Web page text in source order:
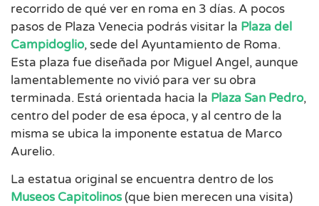
recorrido de qué ver en roma en 3 días. A pocos
pasos de Plaza Venecia podrás visitar la Plaza del
Campidoglio, sede del Ayuntamiento de Roma.
Esta plaza fue diseñada por Miguel Angel, aunque
lamentablemente no vivió para ver su obra
terminada. Está orientada hacia la Plaza San Pedro,
centro del poder de esa época, y al centro de la
misma se ubica la imponente estatua de Marco
Aurelio.
La estatua original se encuentra dentro de los
Museos Capitolinos (que bien merecen una visita)